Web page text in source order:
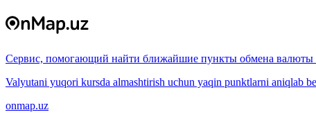
Сервис, помогающий найти ближайшие пункты обмена валюты
Valyutani yuqori kursda almashtirish uchun yaqin punktlarni aniqlab
onmap.uz